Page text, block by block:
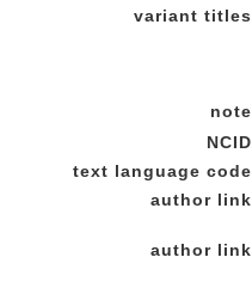
variant titles
note
NCID
text language code
author link
author link